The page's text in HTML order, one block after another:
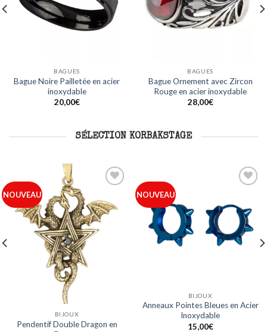
BAGUES
Bague Noire Pailletée en acier
inoxydable
20,00€
BAGUES
Bague Ornement avec Zircon
Rouge en acier inoxydable
28,00€
SÉLECTION KORBAKSTAGE
NOUVEAU
à ma
liste
BIJOUX
Anneaux Acier Ligne Bleue en
Acier Inoxydable
15,00€
NOUVEAU
liste
BIJOUX
Anneaux Noirs Design Crâne en
Acier Inoxydable
15,00€